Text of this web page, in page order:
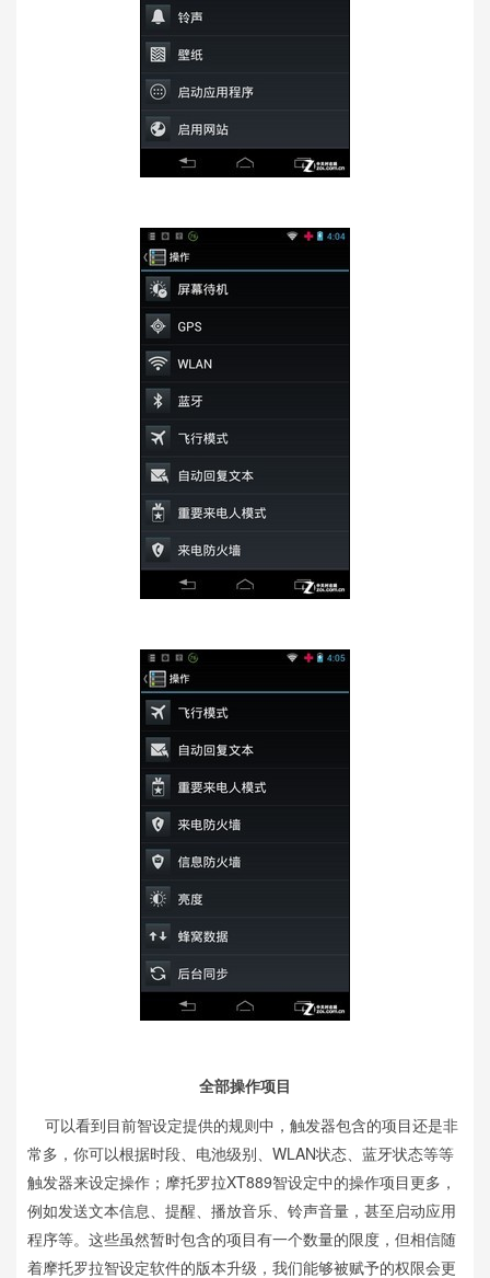
全部操作项目
可以看到目前智设定提供的规则中，触发器包含的项目还是非
常多，你可以根据时段、电池级别、WLAN状态、蓝牙状态等等
触发器来设定操作；摩托罗拉XT889智设定中的操作项目更多，
例如发送文本信息、提醒、播放音乐、铃声音量，甚至启动应用
程序等。这些虽然暂时包含的项目有一个数量的限度，但相信随
着摩托罗拉智设定软件的版本升级，我们能够被赋予的权限会更